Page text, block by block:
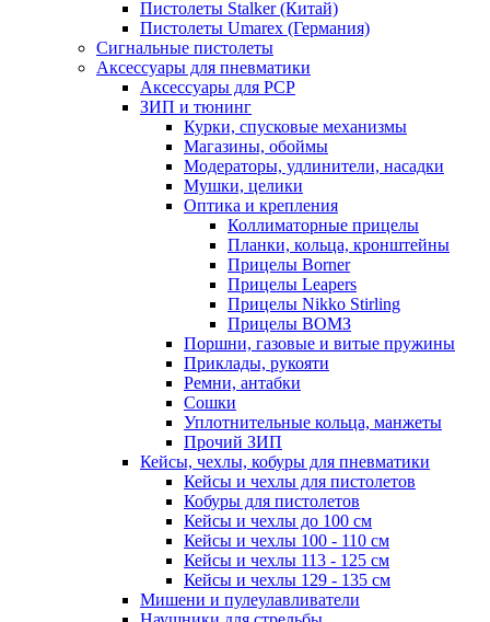
Пистолеты Stalker (Китай)
Пистолеты Umarex (Германия)
Сигнальные пистолеты
Аксессуары для пневматики
Аксессуары для PCP
ЗИП и тюнинг
Курки, спусковые механизмы
Магазины, обоймы
Модераторы, удлинители, насадки
Мушки, целики
Оптика и крепления
Коллиматорные прицелы
Планки, кольца, кронштейны
Прицелы Borner
Прицелы Leapers
Прицелы Nikko Stirling
Прицелы ВОМЗ
Поршни, газовые и витые пружины
Приклады, рукояти
Ремни, антабки
Сошки
Уплотнительные кольца, манжеты
Прочий ЗИП
Кейсы, чехлы, кобуры для пневматики
Кейсы и чехлы для пистолетов
Кобуры для пистолетов
Кейсы и чехлы до 100 см
Кейсы и чехлы 100 - 110 см
Кейсы и чехлы 113 - 125 см
Кейсы и чехлы 129 - 135 см
Мишени и пулеулавливатели